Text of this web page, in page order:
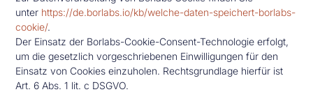
unter https://de.borlabs.io/kb/welche-daten-speichert-borlabs-
cookie/.
Der Einsatz der Borlabs-Cookie-Consent-Technologie erfolgt,
um die gesetzlich vorgeschriebenen Einwilligungen für den
Einsatz von Cookies einzuholen. Rechtsgrundlage hierfür ist
Art. 6 Abs. 1 lit. c DSGVO.